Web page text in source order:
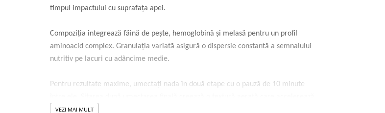
timpul impactului cu suprafața apei.
Compoziția integrează făină de pește, hemoglobină și melasă pentru un profil
aminoacid complex. Granulația variată asigură o dispersie constantă a semnalului
nutritiv pe lacuri cu adâncime medie.
Pentru rezultate maxime, umectați nada în două etape cu o pauză de 10 minute
eliberarea particulelor în coloana de apă.
VEZI MAI MULT